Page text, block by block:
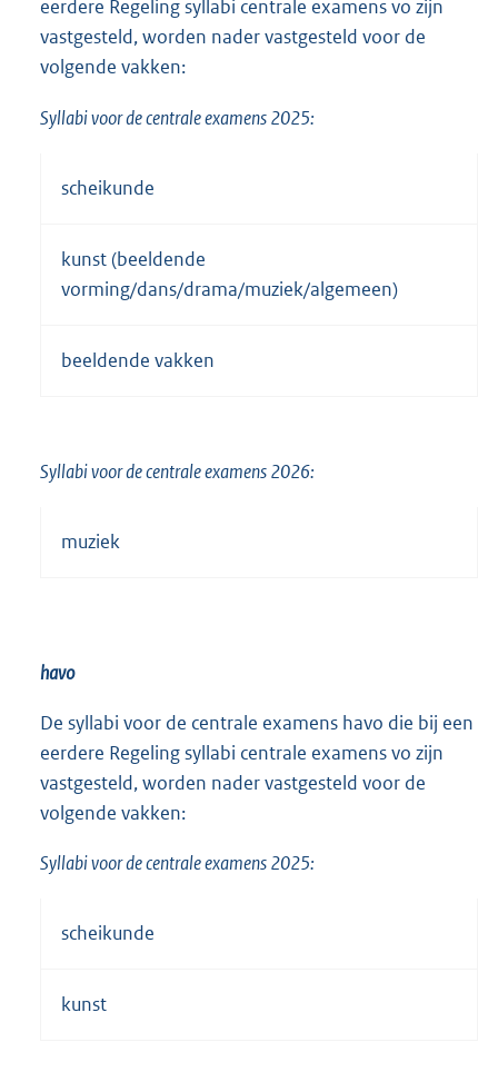
eerdere Regeling syllabi centrale examens vo zijn
vastgesteld, worden nader vastgesteld voor de
volgende vakken:
Syllabi voor de centrale examens 2025:
scheikunde
kunst (beeldende
vorming/dans/drama/muziek/algemeen)
beeldende vakken
Syllabi voor de centrale examens 2026:
muziek
havo
De syllabi voor de centrale examens havo die bij een
eerdere Regeling syllabi centrale examens vo zijn
vastgesteld, worden nader vastgesteld voor de
volgende vakken:
Syllabi voor de centrale examens 2025:
scheikunde
kunst